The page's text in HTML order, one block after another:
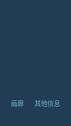
画廊 其他信息